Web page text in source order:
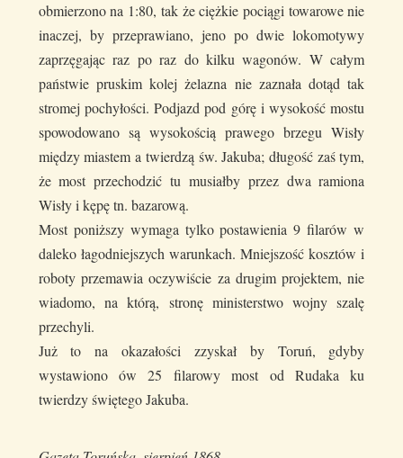
obmierzono na 1:80, tak że ciężkie pociągi towarowe nie
inaczej, by przeprawiano, jeno po dwie lokomotywy
zaprzęgając raz po raz do kilku wagonów. W całym
państwie pruskim kolej żelazna nie zaznała dotąd tak
stromej pochyłości. Podjazd pod górę i wysokość mostu
spowodowano są wysokością prawego brzegu Wisły
między miastem a twierdzą św. Jakuba; długość zaś tym,
że most przechodzić tu musiałby przez dwa ramiona
Wisły i kępę tn. bazarową.
Most poniższy wymaga tylko postawienia 9 filarów w
daleko łagodniejszych warunkach. Mniejszość kosztów i
roboty przemawia oczywiście za drugim projektem, nie
wiadomo, na którą, stronę ministerstwo wojny szalę
przechyli.
Już to na okazałości zzyskał by Toruń, gdyby
wystawiono ów 25 filarowy most od Rudaka ku
twierdzy świętego Jakuba.